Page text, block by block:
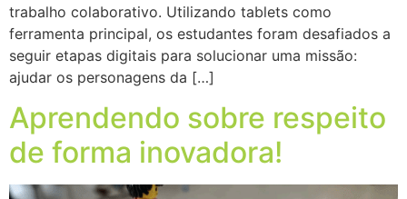
trabalho colaborativo. Utilizando tablets como
ferramenta principal, os estudantes foram desafiados a
seguir etapas digitais para solucionar uma missão:
ajudar os personagens da […]
Aprendendo sobre respeito
de forma inovadora!